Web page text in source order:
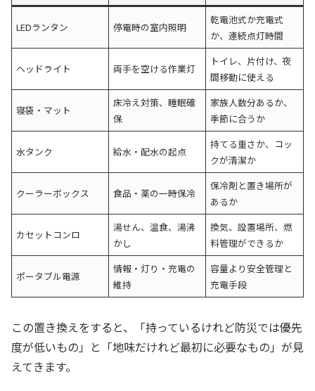
LEDランタン 停電時の室内照明
乾電池式か充電式
か、連続点灯時間
ヘッドライト 両手を空ける作業灯
トイレ、片付け、夜
間移動に使える
寝袋・マット
床冷え対策、睡眠確
保
家族人数分あるか、
季節に合うか
水タンク 給水・配水の起点
持てる重さか、コッ
クが清潔か
クーラーボックス 食品・薬の一時保冷
保冷剤と置き場所が
あるか
カセットコンロ
湯せん、温食、湯沸
かし
換気、設置場所、燃
料管理ができるか
ポータブル電源
情報・灯り・充電の
維持
容量より安全管理と
充電手段
この置き換えをすると、「持っているけれど防災では優先
度が低いもの」と「地味だけれど最初に必要なもの」が見
えてきます。